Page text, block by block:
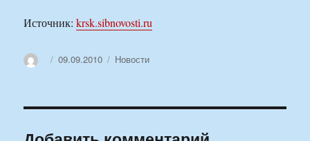
Источник:krsk.sibnovosti.ru
АвторОпубликовано
09.09.2010 Рубрики
Новости